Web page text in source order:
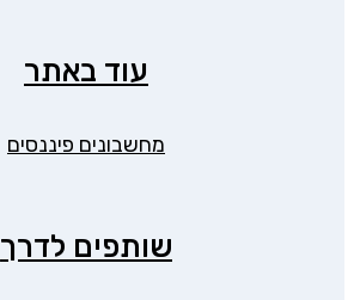
עוד באתר
מחשבונים פיננסים
שותפים לדרך